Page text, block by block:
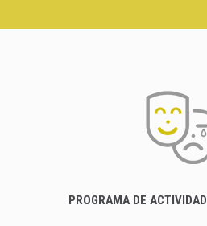
PROGRAMA DE